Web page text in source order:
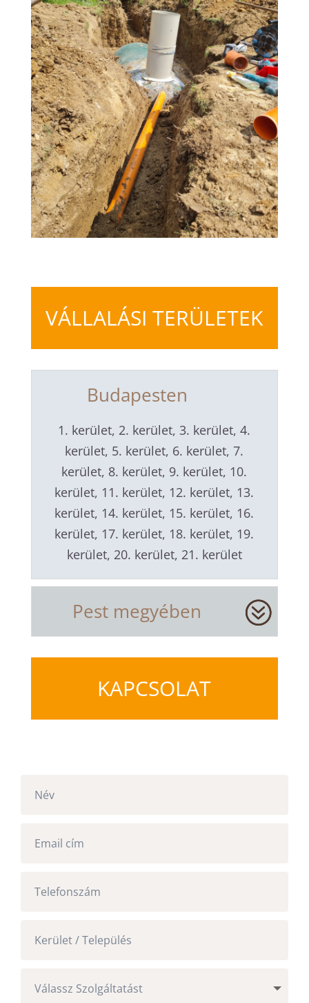
VÁLLALÁSI TERÜLETEK
Budapesten
1. kerület, 2. kerület, 3. kerület, 4.
kerület, 5. kerület, 6. kerület, 7.
kerület, 8. kerület, 9. kerület, 10.
kerület, 11. kerület, 12. kerület, 13.
kerület, 14. kerület, 15. kerület, 16.
kerület, 17. kerület, 18. kerület, 19.
kerület, 20. kerület, 21. kerület
Pest megyében
KAPCSOLAT